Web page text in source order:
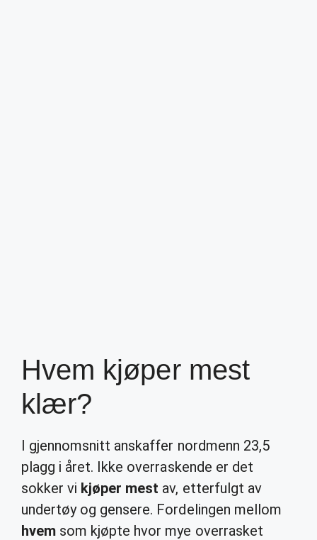
Hvem kjøper mest
klær?
I gjennomsnitt anskaffer nordmenn 23,5
plagg i året. Ikke overraskende er det
sokker vi kjøper mest av, etterfulgt av
undertøy og gensere. Fordelingen mellom
hvem som kjøpte hvor mye overrasket